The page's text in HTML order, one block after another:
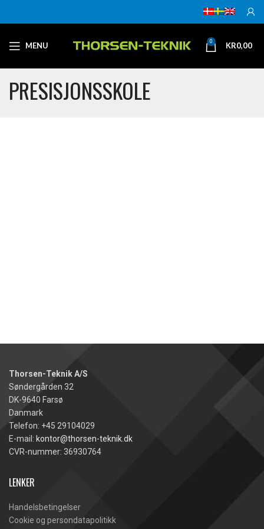
MENU 0 KR0,00
PRESISJONSSKOLE
Thorsen-Teknik A/S
Søndergården 32
DK-9640 Farsø
Danmark
Telefon: +45 29104029
E-mail: kontor@thorsen-teknik.dk
CVR-nummer: 36930764
LENKER
Handelsbetingelser
Cookie og persondatapolitikk